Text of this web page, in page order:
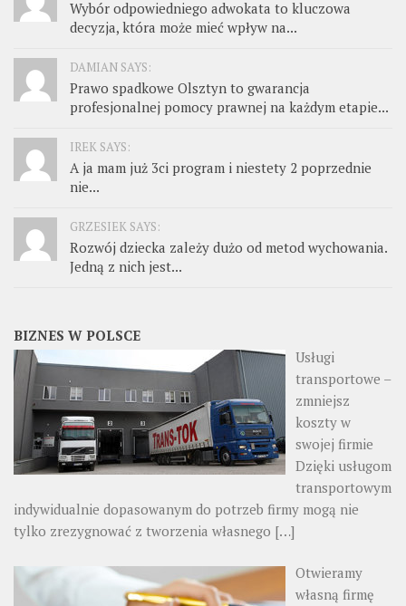
Wybór odpowiedniego adwokata to kluczowa
decyzja, która może mieć wpływ na...
DAMIAN SAYS:
Prawo spadkowe Olsztyn to gwarancja
profesjonalnej pomocy prawnej na każdym etapie...
IREK SAYS:
A ja mam już 3ci program i niestety 2 poprzednie
nie...
GRZESIEK SAYS:
Rozwój dziecka zależy dużo od metod wychowania.
Jedną z nich jest...
BIZNES W POLSCE
Usługi
transportowe –
zmniejsz
koszty w
swojej firmie
Dzięki usługom
transportowym
indywidualnie dopasowanym do potrzeb firmy mogą nie
tylko zrezygnować z tworzenia własnego […]
Otwieramy
własną firmę